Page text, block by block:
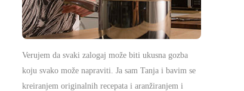
Verujem da svaki zalogaj može biti ukusna gozba
koju svako može napraviti. Ja sam Tanja i bavim se
kreiranjem originalnih recepata i aranžiranjem i